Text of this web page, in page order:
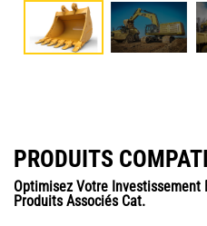
PRODUITS
Optimisez Votre Investissement
Produits Associés Cat.